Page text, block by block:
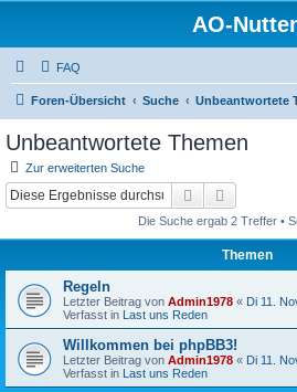
AO-
FAQ
Foren-Übersicht Suche Unbeantwortete
Unbeantwortete Themen
Zur erweiterten Suche
Suche
Die Suche ergab 2 Treffer •
Themen
Regeln
Letzter Beitrag von Admin1978 « Di 11.
Verfasst in Last uns Reden
Willkommen bei phpBB3!
Letzter Beitrag von Admin1978 « Di 11.
Verfasst in Last uns Reden